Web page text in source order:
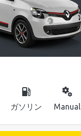
local_gas_station
ガソリン
miscellaneous_services
Manual